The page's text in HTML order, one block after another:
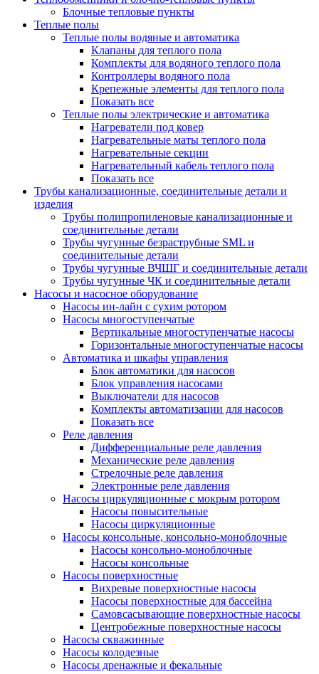
Блочные тепловые пункты
Теплые полы
Теплые полы водяные и автоматика
Клапаны для теплого пола
Комплекты для водяного теплого пола
Контроллеры водяного пола
Крепежные элементы для теплого пола
Показать все
Теплые полы электрические и автоматика
Нагреватели под ковер
Нагревательные маты теплого пола
Нагревательные секции
Нагревательный кабель теплого пола
Показать все
Трубы канализационные, соединительные детали и
изделия
Трубы полипропиленовые канализационные и
соединительные детали
Трубы чугунные безраструбные SML и
соединительные детали
Трубы чугунные ВЧШГ и соединительные детали
Трубы чугунные ЧК и соединительные детали
Насосы и насосное оборудование
Насосы ин-лайн с сухим ротором
Насосы многоступенчатые
Вертикальные многоступенчатые насосы
Горизонтальные многоступенчатые насосы
Автоматика и шкафы управления
Блок автоматики для насосов
Блок управления насосами
Выключатели для насосов
Комплекты автоматизации для насосов
Показать все
Реле давления
Дифференциальные реле давления
Механические реле давления
Стрелочные реле давления
Электронные реле давления
Насосы циркуляционные с мокрым ротором
Насосы повысительные
Насосы циркуляционные
Насосы консольные, консольно-моноблочные
Насосы консольно-моноблочные
Насосы консольные
Насосы поверхностные
Вихревые поверхностные насосы
Насосы поверхностные для бассейна
Самовсасывающие поверхностные насосы
Центробежные поверхностные насосы
Насосы скважинные
Насосы колодезные
Насосы дренажные и фекальные